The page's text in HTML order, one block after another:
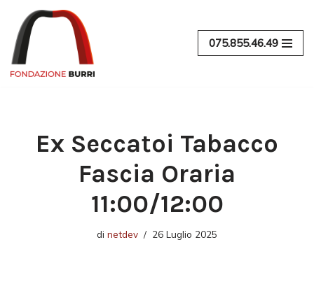
Vai
al
contenuto
075.855.46.49
Ex Seccatoi Tabacco
Fascia Oraria
11:00/12:00
di netdev 26 Luglio 2025